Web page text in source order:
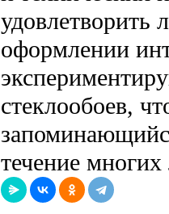
удовлетворить
оформлении
стеклообоев,
течение многих